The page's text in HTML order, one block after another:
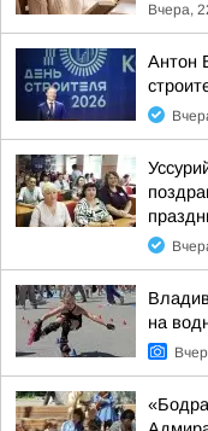
Вчера,
Антон
на